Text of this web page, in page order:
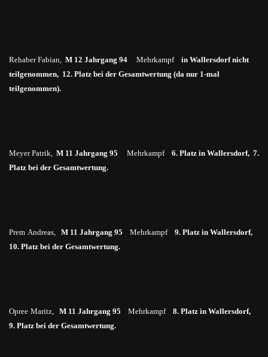
Rehaber Fabian, M 12 Jahrgang 94 Mehrkampfin Wallersdorf nicht
teilgenommen, 12. Platz bei der Gesamtwertung (da nur 1-mal
teilgenommen).
Meyer Patrik, M 11 Jahrgang 95 Mehrkampf 6. Platz in Wallersdorf, 7.
Platz bei der Gesamtwertung.
Prem Andreas, M 11 Jahrgang 95 Mehrkampf 9. Platz in Wallersdorf,
10. Platz bei der Gesamtwertung.
Opree Maritz, M 11 Jahrgang 95 Mehrkampf 8. Platz in Wallersdorf,
9. Platz bei der Gesamtwertung.